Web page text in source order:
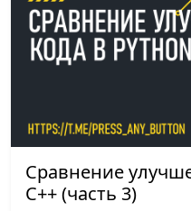
Сравнение
C++ (часть 3)